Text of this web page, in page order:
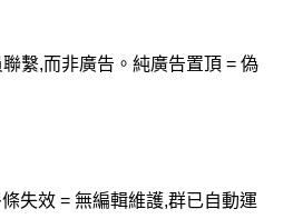
繫,而非廣告。純廣告置頂 = 偽
失效 = 無編輯維護,群已自動運